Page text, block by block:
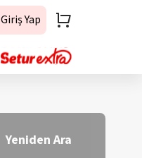
Giriş Yap
Yeniden Ara